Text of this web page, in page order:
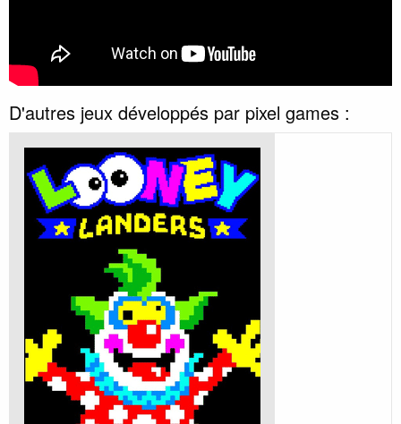
D'autres jeux développés par pixel games :